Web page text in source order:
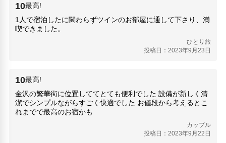
矢倉辰巳サイト(900m)
石川県立美術館(900m)
石川県立能楽堂(1.07km)
金沢九谷しねい堂(410m)
金沢市老舗記念館(380m)
金沢市西茶屋美術館(460m)
10最高!
1人で宿泊したに関わらずツインのお部屋に通して下さり、満
喫できました。
ひとり旅
投稿日：2023年9月23日
10最高!
金沢の繁華街に位置しててとても便利でした 設備が新しく清
潔でシンプルながらすごく快適でした お値段から考えるとこ
れまでで最高のお宿かも
カップル
投稿日：2023年9月22日